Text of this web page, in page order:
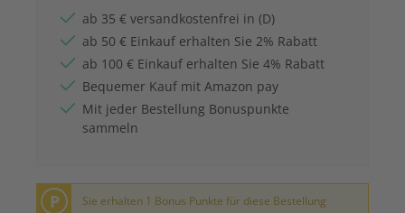
ab 35 € versandkostenfrei in (D)
ab 50 € Einkauf erhalten Sie 2% Rabatt
ab 100 € Einkauf erhalten Sie 4% Rabatt
Bequemer Kauf mit Amazon pay
Mit jeder Bestellung Bonuspunkte
sammeln
P Sie erhalten 1 Bonus Punkte für diese Bestellung